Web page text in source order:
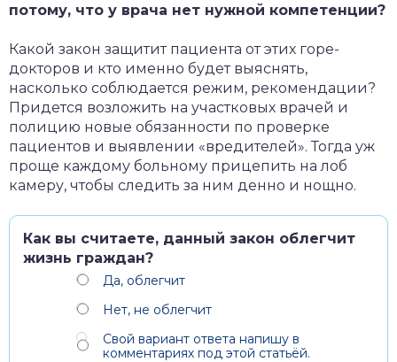
потому, что у врача нет нужной компетенции?
Какой закон защитит пациента от этих горе-
докторов и кто именно будет выяснять,
насколько соблюдается режим, рекомендации?
Придется возложить на участковых врачей и
полицию новые обязанности по проверке
пациентов и выявлении «вредителей». Тогда уж
проще каждому больному прицепить на лоб
камеру, чтобы следить за ним денно и нощно.
Как вы считаете, данный закон облегчит
жизнь граждан?
Да, облегчит
Нет, не облегчит
Свой вариант ответа напишу в
комментариях под этой статьёй.